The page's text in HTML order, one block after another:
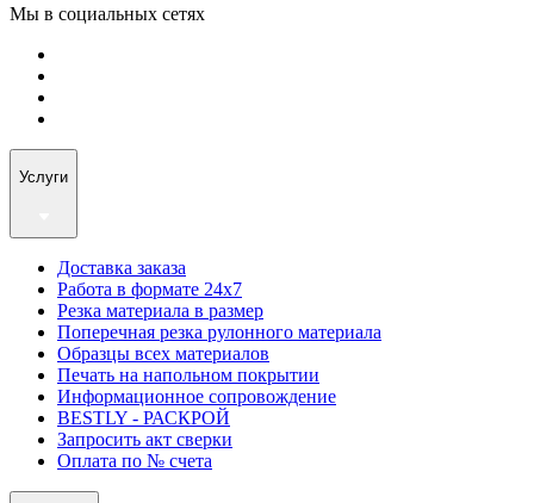
Мы в социальных сетях
Услуги
Доставка заказа
Работа в формате 24х7
Резка материала в размер
Поперечная резка рулонного материала
Образцы всех материалов
Печать на напольном покрытии
Информационное сопровождение
BESTLY - РАСКРОЙ
Запросить акт сверки
Оплата по № счета